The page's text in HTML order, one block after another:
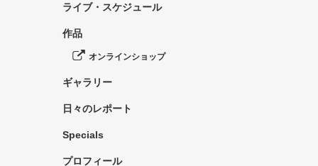
ライブ・スケジュール
作品
オンラインショップ
ギャラリー
日々のレポート
Specials
プロフィール